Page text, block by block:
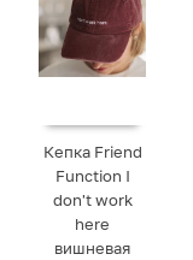
Кепка Friend
Function I
don't work
here
вишневая